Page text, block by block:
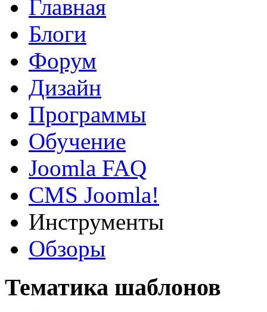
Главная
Блоги
Форум
Дизайн
Программы
Обучение
Joomla FAQ
CMS Joomla!
Инструменты
Обзоры
Тематика шаблонов